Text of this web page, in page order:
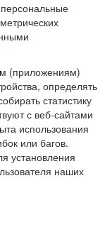
(приложениям)
определять
статистику
с веб-сайтами
использования
или багов.
установления
наших